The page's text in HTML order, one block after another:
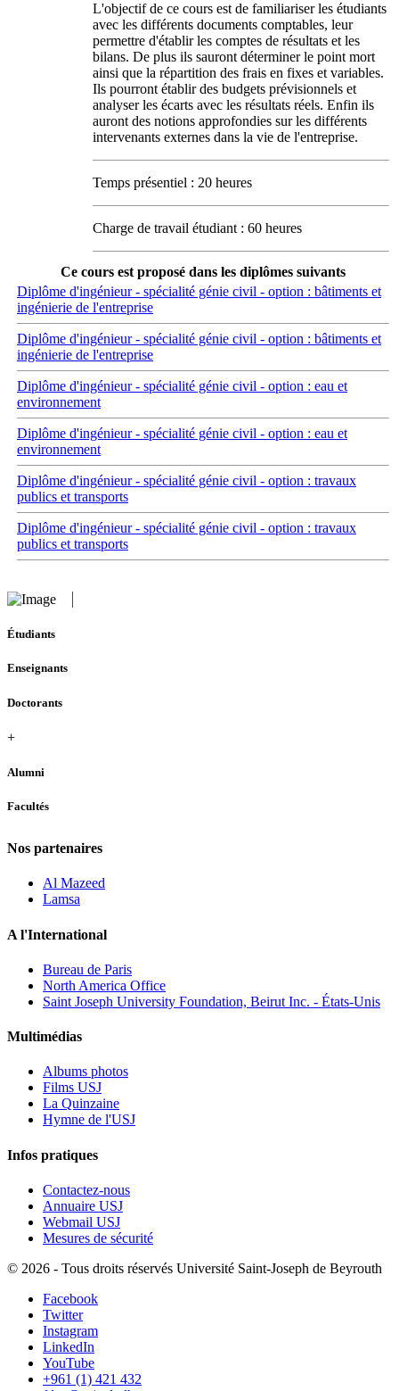
L'objectif de ce cours est de familiariser les étudiants
avec les différents documents comptables, leur
permettre d'établir les comptes de résultats et les
bilans. De plus ils sauront déterminer le point mort
ainsi que la répartition des frais en fixes et variables.
Ils pourront établir des budgets prévisionnels et
analyser les écarts avec les résultats réels. Enfin ils
auront des notions approfondies sur les différents
intervenants externes dans la vie de l'entreprise.
Temps présentiel : 20 heures
Charge de travail étudiant : 60 heures
Ce cours est proposé dans les diplômes suivants
Diplôme d'ingénieur - spécialité génie civil - option : bâtiments et
ingénierie de l'entreprise
Diplôme d'ingénieur - spécialité génie civil - option : bâtiments et
ingénierie de l'entreprise
Diplôme d'ingénieur - spécialité génie civil - option : eau et
environnement
Diplôme d'ingénieur - spécialité génie civil - option : eau et
environnement
Diplôme d'ingénieur - spécialité génie civil - option : travaux
publics et transports
Diplôme d'ingénieur - spécialité génie civil - option : travaux
publics et transports
Étudiants
Enseignants
Doctorants
+
Alumni
Facultés
Nos partenaires
Al Mazeed
Lamsa
A l'International
Bureau de Paris
North America Office
Saint Joseph University Foundation, Beirut Inc. - États-Unis
Multimédias
Albums photos
Films USJ
La Quinzaine
Hymne de l'USJ
Infos pratiques
Contactez-nous
Annuaire USJ
Webmail USJ
Mesures de sécurité
© 2026 - Tous droits réservés Université Saint-Joseph de Beyrouth
Facebook
Twitter
Instagram
LinkedIn
YouTube
+961 (1) 421 432